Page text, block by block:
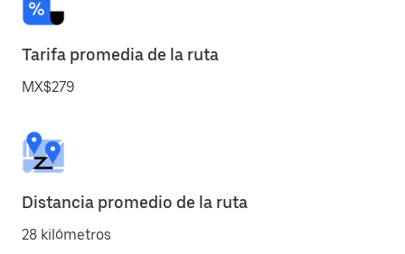
Tarifa promedia de la ruta
MX$279
Distancia promedio de la ruta
28 kilómetros